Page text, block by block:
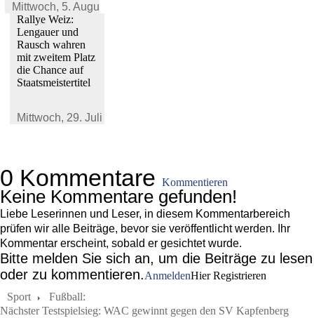
Mittwoch, 5. August 2026
Rallye Weiz:
Lengauer und
Rausch wahren
mit zweitem Platz
die Chance auf
Staatsmeistertitel
Mittwoch, 29. Juli 2026
0 Kommentare Kommentieren
Keine Kommentare gefunden!
Liebe Leserinnen und Leser, in diesem Kommentarbereich
prüfen wir alle Beiträge, bevor sie veröffentlicht werden. Ihr
Kommentar erscheint, sobald er gesichtet wurde.
Bitte melden Sie sich an, um die Beiträge zu lesen
oder zu kommentieren.AnmeldenHier Registrieren
Sport
Fußball:
Nächster Testspielsieg: WAC gewinnt gegen den SV Kapfenberg